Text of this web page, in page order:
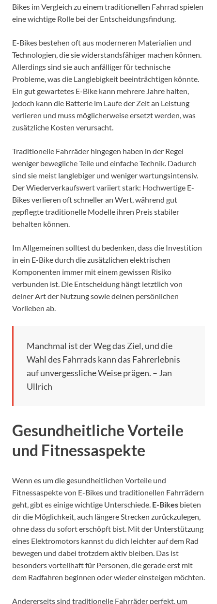
Bikes im Vergleich zu einem traditionellen Fahrrad spielen
eine wichtige Rolle bei der Entscheidungsfindung.
E-Bikes bestehen oft aus moderneren Materialien und
Technologien, die sie widerstandsfähiger machen können.
Allerdings sind sie auch anfälliger für technische
Probleme, was die Langlebigkeit beeinträchtigen könnte.
Ein gut gewartetes E-Bike kann mehrere Jahre halten,
jedoch kann die Batterie im Laufe der Zeit an Leistung
verlieren und muss möglicherweise ersetzt werden, was
zusätzliche Kosten verursacht.
Traditionelle Fahrräder hingegen haben in der Regel
weniger bewegliche Teile und einfache Technik. Dadurch
sind sie meist langlebiger und weniger wartungsintensiv.
Der Wiederverkaufswert variiert stark: Hochwertige E-
Bikes verlieren oft schneller an Wert, während gut
gepflegte traditionelle Modelle ihren Preis stabiler
behalten können.
Im Allgemeinen solltest du bedenken, dass die Investition
in ein E-Bike durch die zusätzlichen elektrischen
Komponenten immer mit einem gewissen Risiko
verbunden ist. Die Entscheidung hängt letztlich von
deiner Art der Nutzung sowie deinen persönlichen
Vorlieben ab.
Manchmal ist der Weg das Ziel, und die
Wahl des Fahrrads kann das Fahrerlebnis
auf unvergessliche Weise prägen. – Jan
Ullrich
Gesundheitliche Vorteile
und Fitnessaspekte
Wenn es um die gesundheitlichen Vorteile und
Fitnessaspekte von E-Bikes und traditionellen Fahrrädern
geht, gibt es einige wichtige Unterschiede. E-Bikes bieten
dir die Möglichkeit, auch längere Strecken zurückzulegen,
ohne dass du sofort erschöpft bist. Mit der Unterstützung
eines Elektromotors kannst du dich leichter auf dem Rad
bewegen und dabei trotzdem aktiv bleiben. Das ist
besonders vorteilhaft für Personen, die gerade erst mit
dem Radfahren beginnen oder wieder einsteigen möchten.
Andererseits sind traditionelle Fahrräder perfekt, um